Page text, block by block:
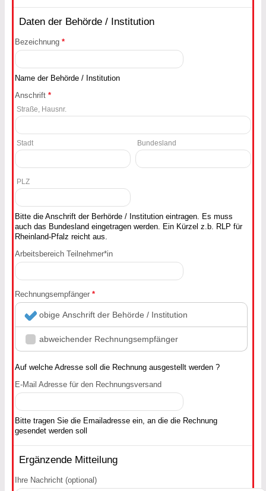
Daten der Behörde / Institution
Bezeichnung *
Name der Behörde / Institution
Anschrift *
Straße, Hausnr.
Stadt Bundesland
PLZ
Bitte die Anschrift der Berhörde / Institution eintragen. Es muss
auch das Bundesland eingetragen werden. Ein Kürzel z.b. RLP für
Rheinland-Pfalz reicht aus.
Arbeitsbereich Teilnehmer*in
Rechnungsempfänger *
obige Anschrift der Behörde / Institution
abweichender Rechnungsempfänger
Auf welche Adresse soll die Rechnung ausgestellt werden ?
E-Mail Adresse für den Rechnungsversand
Bitte tragen Sie die Emailadresse ein, an die die Rechnung
gesendet werden soll
Ergänzende Mitteilung
Ihre Nachricht (optional)